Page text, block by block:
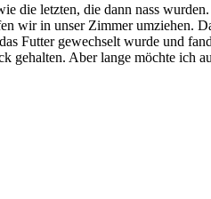
die letzten, die dann nass
wir in unser Zimmer umziehen.
Futter gewechselt wurde und
Aber lange möchte ich